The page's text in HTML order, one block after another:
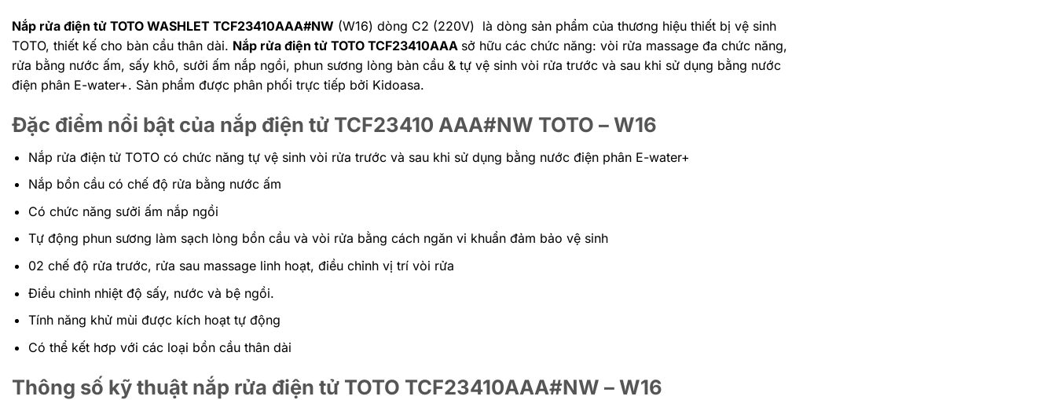
Nắp rửa điện tử TOTO WASHLET TCF23410AAA#NW (W16) dòng C2 (220V) là dòng sản phẩm của thương hiệu thiết bị vệ sinh
TOTO, thiết kế cho bàn cầu thân dài. Nắp rửa điện tử TOTO TCF23410AAA sở hữu các chức năng: vòi rửa massage đa chức năng,
rửa bằng nước ấm, sấy khô, sưởi ấm nắp ngồi, phun sương lòng bàn cầu & tự vệ sinh vòi rửa trước và sau khi sử dụng bằng nước
điện phân E-water+. Sản phẩm được phân phối trực tiếp bởi Kidoasa.
Đặc điểm nổi bật của nắp điện tử TCF23410 AAA#NW TOTO – W16
Nắp rửa điện tử TOTO có chức năng tự vệ sinh vòi rửa trước và sau khi sử dụng bằng nước điện phân E-water+
Nắp bồn cầu có chế độ rửa bằng nước ấm
Có chức năng sưởi ấm nắp ngồi
Tự động phun sương làm sạch lòng bồn cầu và vòi rửa bằng cách ngăn vi khuẩn đảm bảo vệ sinh
02 chế độ rửa trước, rửa sau massage linh hoạt, điều chỉnh vị trí vòi rửa
Điều chỉnh nhiệt độ sấy, nước và bệ ngồi.
Tính năng khử mùi được kích hoạt tự động
Có thể kết hơp với các loại bồn cầu thân dài
Thông số kỹ thuật nắp rửa điện tử TOTO TCF23410AAA#NW – W16